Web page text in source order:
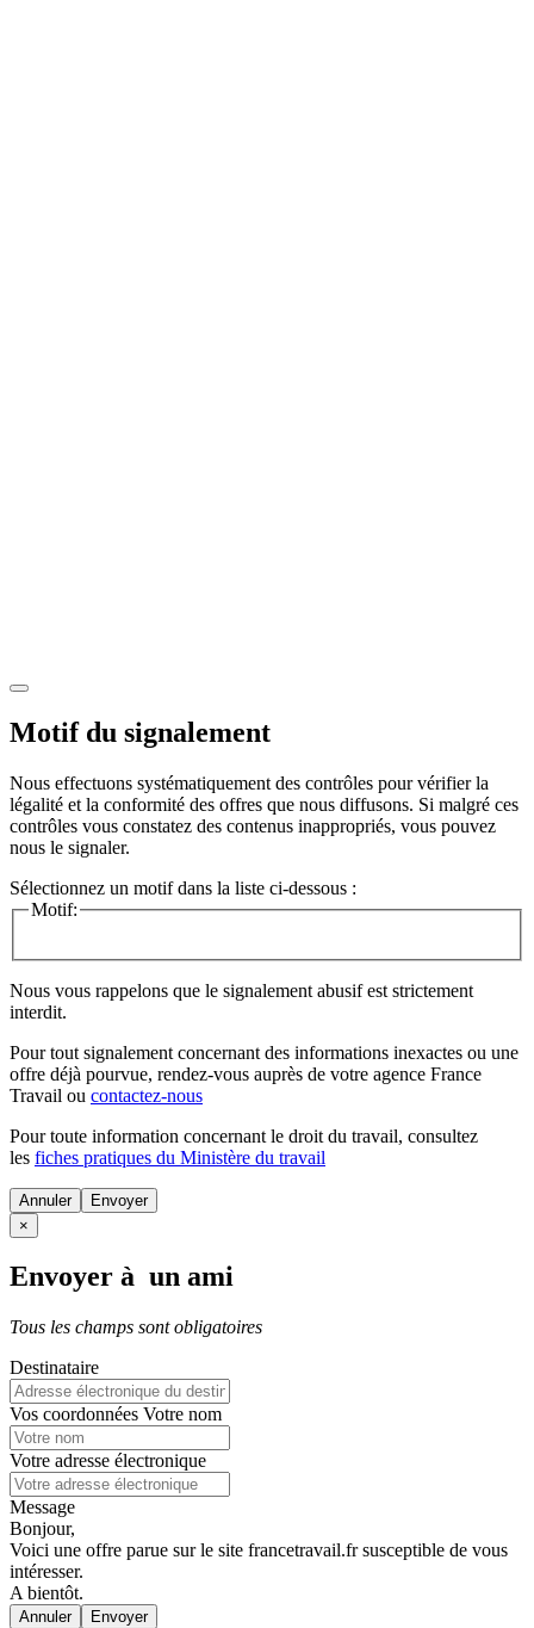
Motif du signalement
Nous effectuons systématiquement des contrôles pour vérifier la
légalité et la conformité des offres que nous diffusons. Si malgré ces
contrôles vous constatez des contenus inappropriés, vous pouvez
nous le signaler.
Sélectionnez un motif dans la liste ci-dessous :
Motif:
Nous vous rappelons que le signalement abusif est strictement
interdit.
Pour tout signalement concernant des informations inexactes ou une
offre déjà pourvue, rendez-vous auprès de votre agence France
Travail ou contactez-nous
Pour toute information concernant le droit du travail, consultez
les fiches pratiques du Ministère du travail
Annuler
×
Envoyer à un ami
Tous les champs sont obligatoires
Destinataire
Vos coordonnées Votre nom
Votre adresse électronique
Message
Bonjour,
Voici une offre parue sur le site francetravail.fr susceptible de vous
intéresser.
A bientôt.
Annuler